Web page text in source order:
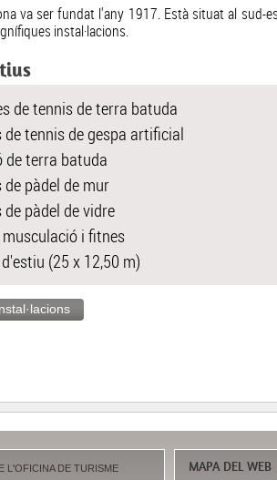
va ser fundat l'any 1917. Està situat al sud-
instal·lacions.
de tennis de terra batuda
de tennis de gespa artificial
de terra batuda
de pàdel de mur
pàdel de vidre
i fitnes
(25 x 12,50 m)
L'OFICINA DE TURISME MAPA DEL WEB